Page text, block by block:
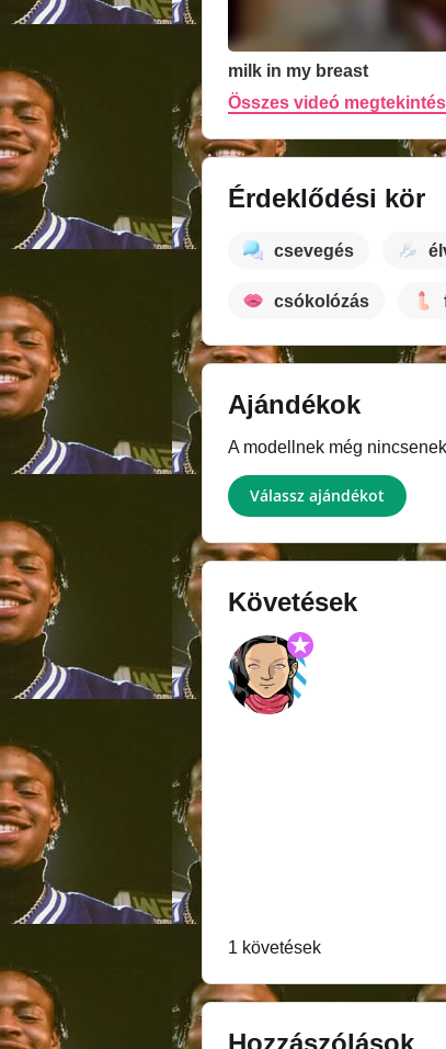
milk in my breast
Összes videó
Érdeklődési kör
csevegés
csókolózás
Ajándékok
A modellnek még
Válassz ajándékot
Követések
1 követések
Hozzászólások